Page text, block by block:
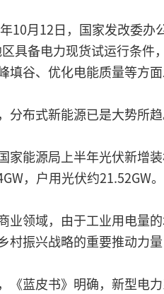
10月12日，国家发改委办
具备电力现货试运行条件
填谷、优化电能质量等方
分布式新能源已是大势所
家能源局上半年光伏新增
，户用光伏约21.52GW。
业领域，由于工业用电量
村振兴战略的重要推动力
《蓝皮书》明确，新型电